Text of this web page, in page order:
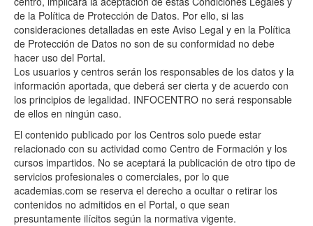
de la Política de Protección de Datos. Por ello, si las
consideraciones detalladas en este Aviso Legal y en la Política
de Protección de Datos no son de su conformidad no debe
hacer uso del Portal.
Los usuarios y centros serán los responsables de los datos y la
información aportada, que deberá ser cierta y de acuerdo con
los principios de legalidad. INFOCENTRO no será responsable
de ellos en ningún caso.
El contenido publicado por los Centros solo puede estar
relacionado con su actividad como Centro de Formación y los
cursos impartidos. No se aceptará la publicación de otro tipo de
servicios profesionales o comerciales, por lo que
academias.com se reserva el derecho a ocultar o retirar los
contenidos no admitidos en el Portal, o que sean
presuntamente ilícitos según la normativa vigente.